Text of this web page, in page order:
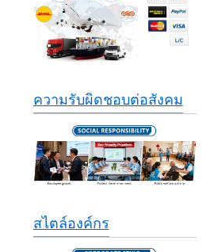
ความรับผิดชอบต่อสังคม
สไตล์องค์กร